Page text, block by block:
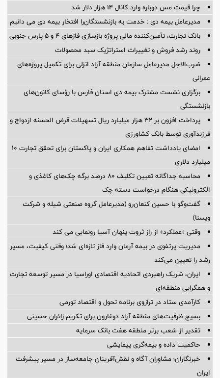
چرا قیمت مس دوباره وارد کانال ۱۴ هزار دلار شد
مدیرعامل بیمه دی : خدمت به بازنشستگان‌را افتخار بیمه دی می دانیم
بانک تجارت، تأمین‌کننده مالی پروژه بازسازی فازهای ۴ و ۵ پارس جنوبی
روند رشد فروش و تغییرات استراتژیک سبد محصولات
ضرب‌الاجل مدیرعامل سازمان منطقه آزاد انزلی برای تكمیل پروژه‌های
عمرانی
برگزاری نشست مشترک بیمه دی استان فارس با رؤسای کانون‌های
بازنشستگی
پرداخت افزون بر 32 هزار میلیارد ریال تسهیلات قرض الحسنه ازدواج و
فرزندآوری توسط بانک کشاورزی
امضای یادداشت تفاهم همکاری ایران و پاکستان برای تحقق تجارت ۱۰
میلیارد دلاری
محاسبه جداگانه تعیین تکلیف 80 درصد برگه چک‌های کاغذی و
الکترونیکی هنگام درخواست دسته چک
گفت‌وگو با حسین كنعان‌رو (مدیرعامل گروه صنعتی شیله و شركت
ویسنا)
وقتی «عملکرد» از راز ثروت پنهان آسیا رونمایی می کند
مدیریت پرتفوی در بیمه آرمان وارد فاز تازه‌ای شد؛ وقتی کیفیت، مسیر
رشد را تعیین می‌کند
ایران، شریک راهبردی اتحادیه اقتصادی اوراسیا در مسیر توسعه تجارت
و همگرایی منطقه‌ای
کارآمدی ستاد در ترازوی برنامه تحول و اقتصاد تورمی
بسیج ظرفیت‌های منطقه آزاد دوغارون برای تکریم زائران حسینی
تقدیر از شعب برتر منطقه هفت بانک سرمایه
حاکمیت داده و بیمه‌گری پیمایشی
خبرنگاران؛ مشاوران آگاه و نقش‌آفرینان جامعه‌ساز در مسیر پیشرفت
ایران